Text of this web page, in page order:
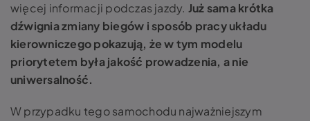
więcej informacji podczas jazdy. Już sama krótka
dźwignia zmiany biegów i sposób pracy układu
kierowniczego pokazują, że w tym modelu
priorytetem była jakość prowadzenia, a nie
uniwersalność.
W przypadku tego samochodu najważniejszym